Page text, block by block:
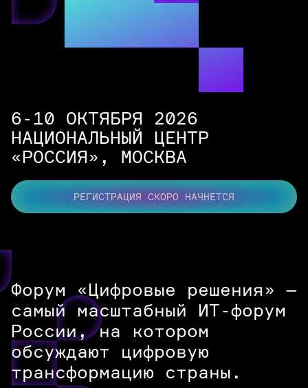
6-10 ОКТЯБРЯ 2026
НАЦИОНАЛЬНЫЙ ЦЕНТР
«РОССИЯ», МОСКВА
РЕГИСТРАЦИЯ СКОРО НАЧНЕТСЯ
Форум «Цифровые решения» —
самый масштабный ИТ-форум
России, на котором
обсуждают цифровую
трансформацию страны.